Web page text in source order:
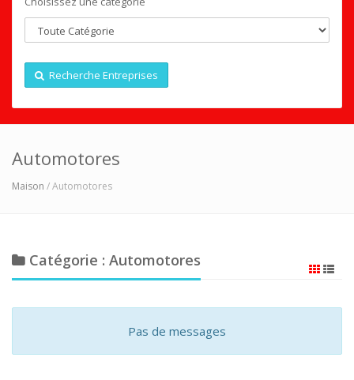
Recherche Entreprises
Automotores
Maison / Automotores
Catégorie : Automotores
Pas de messages